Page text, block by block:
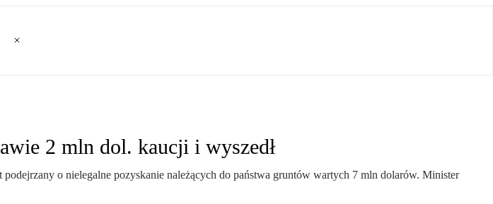
2 mln dol. kaucji i wyszedł
o nielegalne pozyskanie należących do państwa gruntów wartych 7 mln dolarów. Minister